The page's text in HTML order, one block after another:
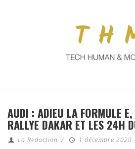
AUDI : ADIEU LA FORMULE E,
RALLYE DAKAR ET LES 24H
La Redaction / 1 décembre 2020